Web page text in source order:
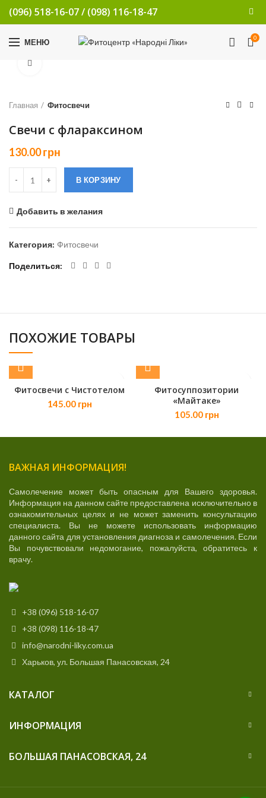
(096) 518-16-07/ (098) 116-18-47
МЕНЮ 0
Главная Фитосвечи
Свечи с флараксином
130.00грн
В КОРЗИНУ
Добавить в желания
Категория: Фитосвечи
Поделиться
ПОХОЖИЕ ТОВАРЫ
Фитосвечи с Чистотелом
145.00 грн
Фитосуппозитории
«Майтаке»
105.00 грн
ВАЖНАЯ ИНФОРМАЦИЯ!
Самолечение может быть опасным для Вашего здоровья.
Информация на данном сайте предоставлена исключительно в
ознакомительных целях и не может заменить консультацию
специалиста. Вы не можете использовать информацию
данного сайта для установления диагноза и самолечения. Если
Вы почувствовали недомогание, пожалуйста, обратитесь к
врачу.
+38 (096) 518-16-07
+38 (098) 116-18-47
info@narodni-liky.com.ua
Харьков, ул. Большая Панасовская, 24
КАТАЛОГ
ИНФОРМАЦИЯ
БОЛЬШАЯ ПАНАСОВСКАЯ, 24